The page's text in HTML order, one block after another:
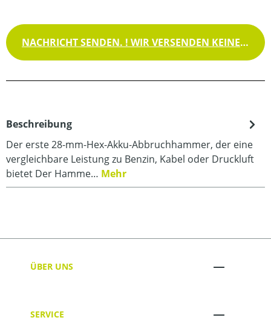
NACHRICHT SENDEN. ! WIR VERSENDEN KEINE WAREN !
Beschreibung
Der erste 28-mm-Hex-Akku-Abbruchhammer, der eine
vergleichbare Leistung zu Benzin, Kabel oder Druckluft
bietet Der Hamme… Mehr
ÜBER UNS
SERVICE